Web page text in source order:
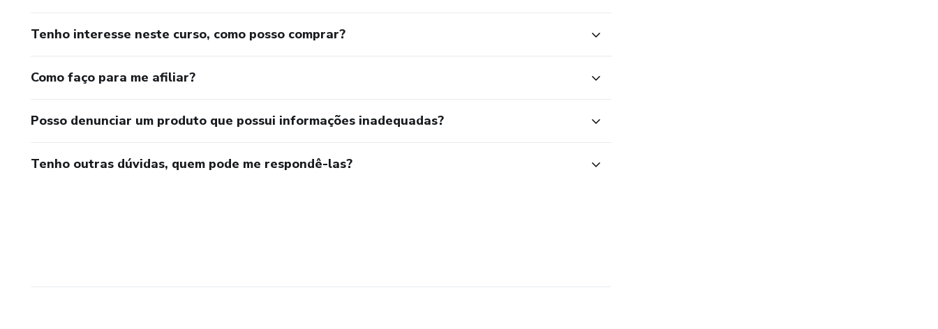
Tenho interesse neste curso, como posso comprar?
Como faço para me afiliar?
Posso denunciar um produto que possui informações inadequadas?
Tenho outras dúvidas, quem pode me respondê-las?